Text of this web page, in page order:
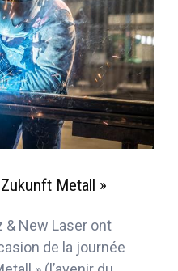
Metall »
& New Laser ont
de la journée